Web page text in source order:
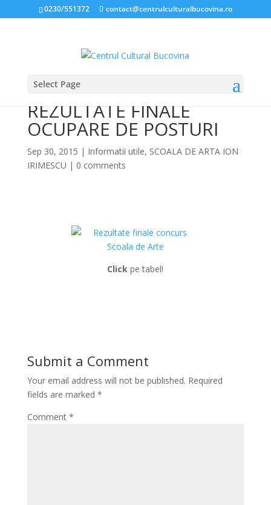
0230/551372 contact@centrulculturalbucovina.ro
Select Page
ŞCOALA DE ARTE:
REZULTATE FINALE
OCUPARE DE POSTURI
Sep 30, 2015 | Informatii utile, SCOALA DE ARTA ION
IRIMESCU | 0 comments
Click pe tabel!
Submit a Comment
Your email address will not be published. Required
fields are marked *
Comment *